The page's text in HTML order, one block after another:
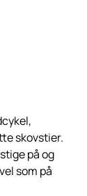
skovstier.
på og
som på